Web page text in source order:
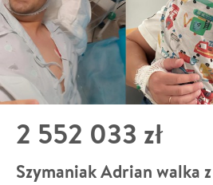
2 552 033 zł
Szymaniak Adrian walka